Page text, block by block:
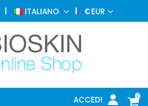
ITALIANO €EUR
0
ACCEDI